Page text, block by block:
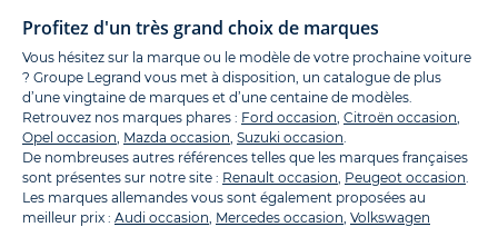
Profitez d'un très grand choix de marques
Vous hésitez sur la marque ou le modèle de votre prochaine voiture
? Groupe Legrand vous met à disposition, un catalogue de plus
d’une vingtaine de marques et d’une centaine de modèles.
Retrouvez nos marques phares : Ford occasion Citroën occasion
Opel occasion Mazda occasion Suzuki occasion
De nombreuses autres références telles que les marques françaises
sont présentes sur notre site : Renault occasion Peugeot occasion
Les marques allemandes vous sont également proposées au
meilleur prix : Audi occasion Mercedes occasion Volkswagen